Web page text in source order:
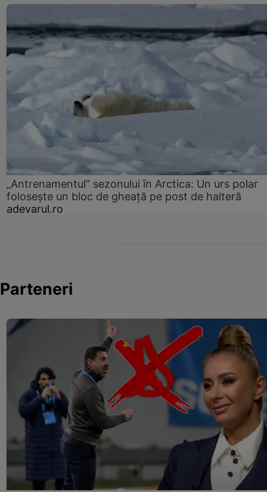
„Antrenamentul” sezonului în Arctica: Un urs polar
folosește un bloc de gheață pe post de halteră
adevarul.ro
Parteneri